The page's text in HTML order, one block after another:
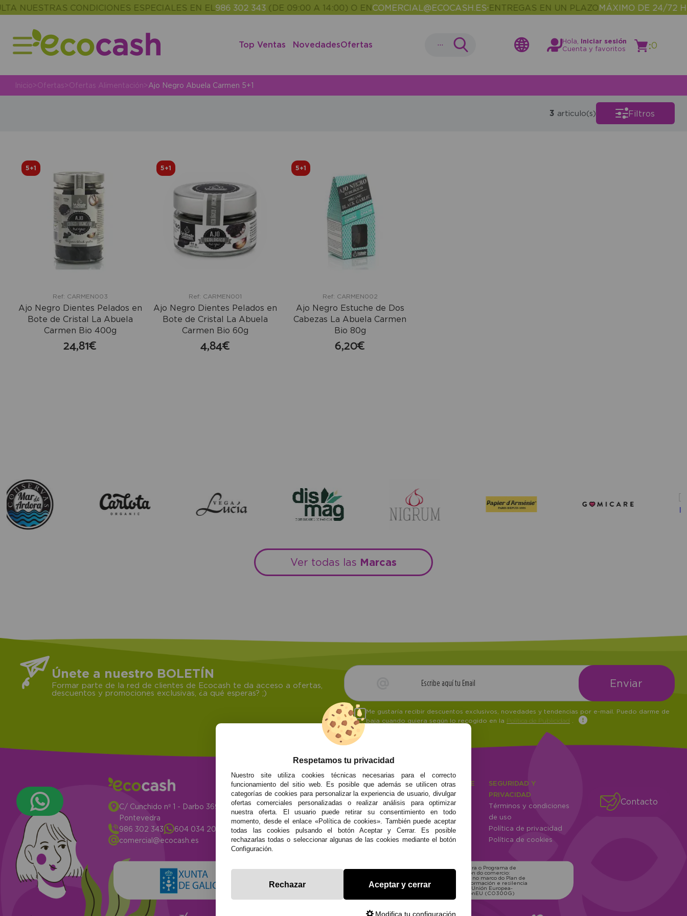
NUESTRAS CONDICIONES ESPECIALES EN EL 986 302 343 (DE 09:00 A 14:00) O EN COMERCIAL@ECOCASH.ES ENTREGAS EN UN PLAZOMÁXIMO DE 24/72
Top Ventas NovedadesOfertas ... Hola,
Iniciar sesión
Cuenta y favoritos
:0
Inicio> Ofertas> Ofertas Alimentación> Ajo Negro Abuela Carmen 5+1
3 articulo(s) Filtros
5+1
Ref: CARMEN003
Ajo Negro Dientes Pelados en
Bote de Cristal La Abuela
Carmen Bio 400g
24,81€
5+1
Ref: CARMEN001
Ajo Negro Dientes Pelados en
Bote de Cristal La Abuela
Carmen Bio 60g
4,84€
5+1
Ref: CARMEN002
Ajo Negro Estuche de Dos
Cabezas La Abuela Carmen
Bio 80g
6,20€
Ver todas las Marcas
Únete a nuestro BOLETÍN
Formar parte de la red de clientes de Ecocash te da acceso a ofertas,
descuentos y promociones exclusivas, ¿a qué esperas? ;)
Me gustaría recibir descuentos exclusivos, novedades y tendencias por e-mail. Puedo darme de
baja cuando quiera según lo recogido en la Política de Publicidad
C/ Cunchido nº 1 - Darbo 36940 Cangas
Pontevedra
986 302 343
604 034 204
comercial@ecocash.es
NOSOTROS
Quiénes somos
Info
ATENCIÓN AL CLIENTE
Envíos y devoluciones
Formas de pago
Preguntas Frecuentes
Contacto
SEGURIDAD Y
PRIVACIDAD
Términos y condiciones
de uso
Política de privacidad
Política de cookies
XUNTA
DE GALICIA
Financiado pola
NextGenerationEU
Transformación
y Resiliencia
Subvencións para o Programa de
modernización do comercio:
Fondo Tecnolóxico, no marco do Plan de
recuperación, transformación e resilencia
finaciado pola Unión Europea-
NextGenerationEU (CO300G)
Contacto
Respetamos tu privacidad
Nuestro site utiliza cookies técnicas necesarias para el correcto
funcionamiento del sitio web. Es posible que además se utilicen otras
categorías de cookies para personalizar la experiencia de usuario, divulgar
ofertas comerciales personalizadas o realizar análisis para optimizar
nuestra oferta. El usuario puede retirar su consentimiento en todo
momento, desde el enlace «Política de cookies». También puede aceptar
todas las cookies pulsando el botón Aceptar y Cerrar. Es posible
rechazarlas todas o seleccionar algunas de las cookies mediante el botón
Configuración.
Rechazar Aceptar y cerrar
Modifica tu configuración